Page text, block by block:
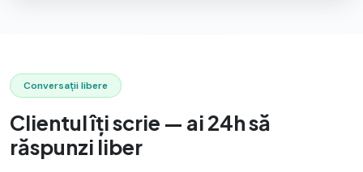
Conversații libere
Clientul îți scrie — ai 24h să
răspunzi liber